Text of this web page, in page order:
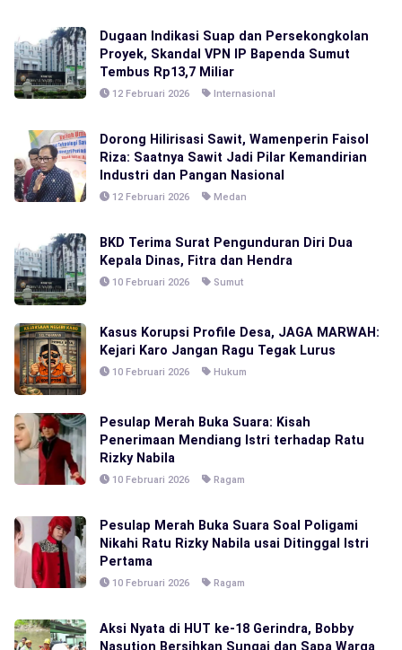
Dugaan Indikasi Suap dan Persekongkolan
Proyek, Skandal VPN IP Bapenda Sumut
Tembus Rp13,7 Miliar
12 Februari 2026 Internasional
Dorong Hilirisasi Sawit, Wamenperin Faisol
Riza: Saatnya Sawit Jadi Pilar Kemandirian
Industri dan Pangan Nasional
12 Februari 2026 Medan
BKD Terima Surat Pengunduran Diri Dua
Kepala Dinas, Fitra dan Hendra
10 Februari 2026 Sumut
Kasus Korupsi Profile Desa, JAGA MARWAH:
Kejari Karo Jangan Ragu Tegak Lurus
10 Februari 2026 Hukum
Pesulap Merah Buka Suara: Kisah
Penerimaan Mendiang Istri terhadap Ratu
Rizky Nabila
10 Februari 2026 Ragam
Pesulap Merah Buka Suara Soal Poligami
Nikahi Ratu Rizky Nabila usai Ditinggal Istri
Pertama
10 Februari 2026 Ragam
Aksi Nyata di HUT ke-18 Gerindra, Bobby
Nasution Bersihkan Sungai dan Sapa Warga